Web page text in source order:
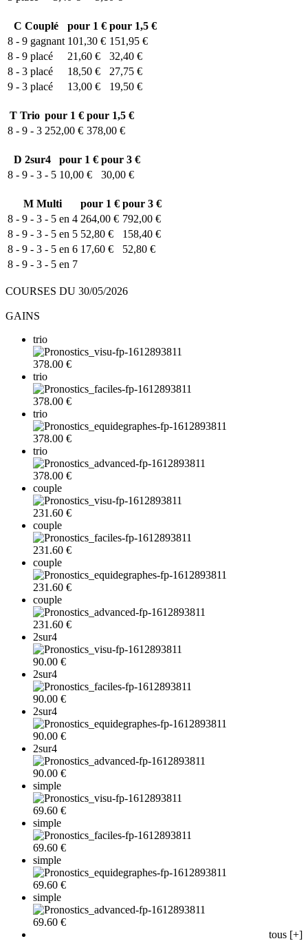
C Couplé pour 1 € pour 1,5 €
8 - 9 gagnant 101,30 € 151,95 €
8 - 9 placé 21,60 €
32,40 €
8 - 3 placé 18,50 €
27,75 €
9 - 3 placé 13,00 € 19,50 €
T Trio pour 1 € pour 1,5 €
8 - 9 - 3 252,00 € 378,00 €
D 2sur4 pour 1 € pour 3 €
8 - 9 - 3 - 5 10,00 € 30,00 €
M Multi pour 1 € pour 3 €
8 - 9 - 3 - 5 en 4 264,00 € 792,00 €
8 - 9 - 3 - 5 en 5 52,80 €
158,40 €
8 - 9 - 3 - 5 en 6 17,60 €
52,80 €
8 - 9 - 3 - 5 en 7
COURSES DU 30/05/2026
GAINS
trio
378.00 €
trio
378.00 €
trio
378.00 €
trio
378.00 €
couple
231.60 €
couple
231.60 €
couple
231.60 €
couple
231.60 €
2sur4
90.00 €
2sur4
90.00 €
2sur4
90.00 €
2sur4
90.00 €
simple
69.60 €
simple
69.60 €
simple
69.60 €
simple
69.60 €
tous [+]